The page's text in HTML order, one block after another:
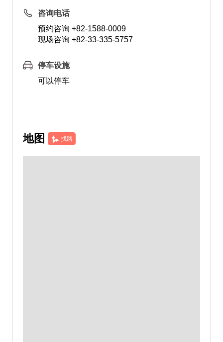
咨询电话
预约咨询 +82-1588-0009
现场咨询 +82-33-335-5757
停车设施
可以停车
地图 找路